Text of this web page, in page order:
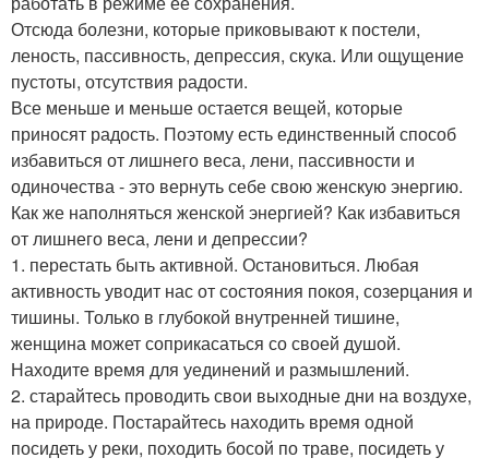
Отсюда болезни, которые приковывают к постели,
леность, пассивность, депрессия, скука. Или ощущение
пустоты, отсутствия радости.
Все меньше и меньше остается вещей, которые
приносят радость. Поэтому есть единственный способ
избавиться от лишнего веса, лени, пассивности и
одиночества - это вернуть себе свою женскую энергию.
Как же наполняться женской энергией? Как избавиться
от лишнего веса, лени и депрессии?
1. перестать быть активной. Остановиться. Любая
активность уводит нас от состояния покоя, созерцания и
тишины. Только в глубокой внутренней тишине,
женщина может соприкасаться со своей душой.
Находите время для уединений и размышлений.
2. старайтесь проводить свои выходные дни на воздухе,
на природе. Постарайтесь находить время одной
посидеть у реки, походить босой по траве, посидеть у